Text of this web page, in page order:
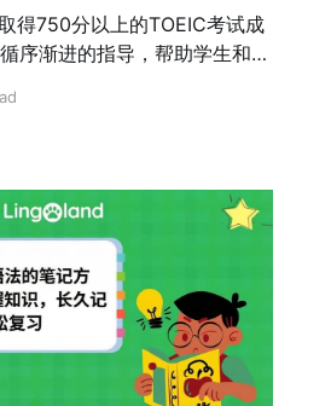
得750分以上的TOEIC考试成
序渐进的指导，帮助学生和在
听力和阅读，并进行完整